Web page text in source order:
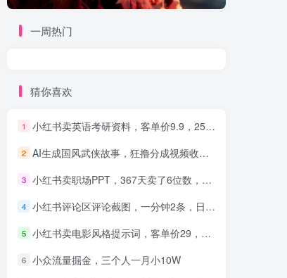
一周热门
猜你喜欢
1 小红书卖英语考研资料，客单价9.9，250天卖了16w!
2 AI生成国风武侠故事，狂撸分成视频收益，轻松日入1000+【可多平台分发】！
3 小红书卖职场PPT，367天卖了6位数，从0-1全流程讲解
4 小红书评论区评论截图，一分钟2条，日入几千，多劳多得!
5 小红书卖电影风格提示词，客单价29，50多天卖了790单，小白直接抄作业！
6 小众流量掘金，三个人一月小10W